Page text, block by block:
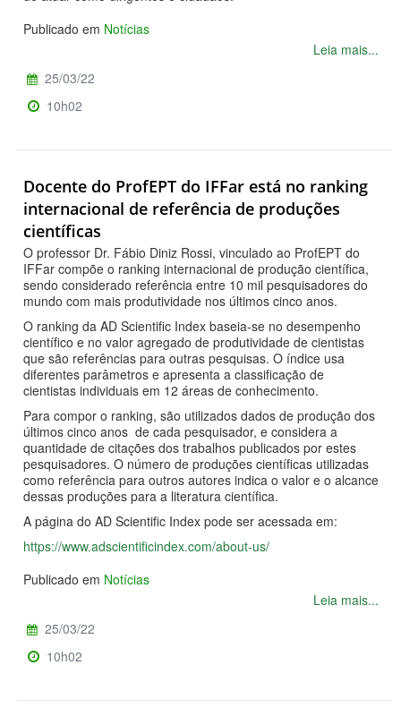
Publicado em Notícias
Leia mais...
25/03/22
10h02
Docente do ProfEPT do IFFar está no ranking
internacional de referência de produções
científicas
O professor Dr. Fábio Diniz Rossi, vinculado ao ProfEPT do
IFFar compõe o ranking internacional de produção científica,
sendo considerado referência entre 10 mil pesquisadores do
mundo com mais produtividade nos últimos cinco anos.
O ranking da AD Scientific Index baseia-se no desempenho
científico e no valor agregado de produtividade de cientistas
que são referências para outras pesquisas. O índice usa
diferentes parâmetros e apresenta a classificação de
cientistas individuais em 12 áreas de conhecimento.
Para compor o ranking, são utilizados dados de produção dos
últimos cinco anos de cada pesquisador, e considera a
quantidade de citações dos trabalhos publicados por estes
pesquisadores. O número de produções científicas utilizadas
como referência para outros autores indica o valor e o alcance
dessas produções para a literatura científica.
A página do AD Scientific Index pode ser acessada em:
https://www.adscientificindex.com/about-us/
Publicado em Notícias
Leia mais...
25/03/22
10h02